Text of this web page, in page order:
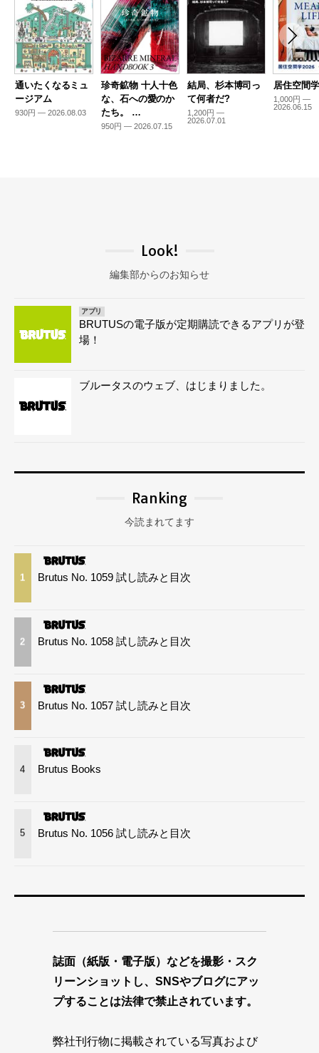
通いたくなるミュ
ージアム
930円 — 2026.08.03
珍奇鉱物 十人十色
な、石への愛のか
たち。 …
950円 — 2026.07.15
結局、杉本博司っ
て何者だ?
1,200円 —
2026.07.01
居住空間
1,000円 —
2026.06.15
Look!
編集部からのお知らせ
アプリ
BRUTUSの電子版が定期購読できるアプリが登
場！
ブルータスのウェブ、はじまりました。
Ranking
今読まれてます
1 Brutus No. 1059 試し読みと目次
2 Brutus No. 1058 試し読みと目次
3 Brutus No. 1057 試し読みと目次
4 Brutus Books
5 Brutus No. 1056 試し読みと目次
誌面（紙版・電子版）などを撮影・スク
リーンショットし、SNSやブログにアッ
プすることは法律で禁止されています。
弊社刊行物に掲載されている写真および